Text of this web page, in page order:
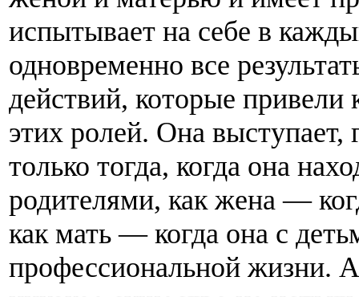
испытывает на себе в
одновременно все
действий, которые
этих ролей. Она выступает,
только тогда, когда она
родителями, как жена —
как мать — когда она с
профессиональной жизни.